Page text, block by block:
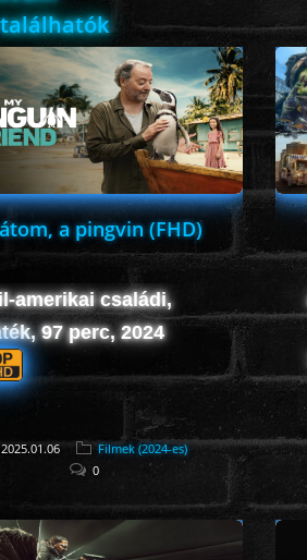
a pingvin (FHD)
amerikai családi,
97 perc, 2024
2025.01.06
Filmek (2024-es)
0